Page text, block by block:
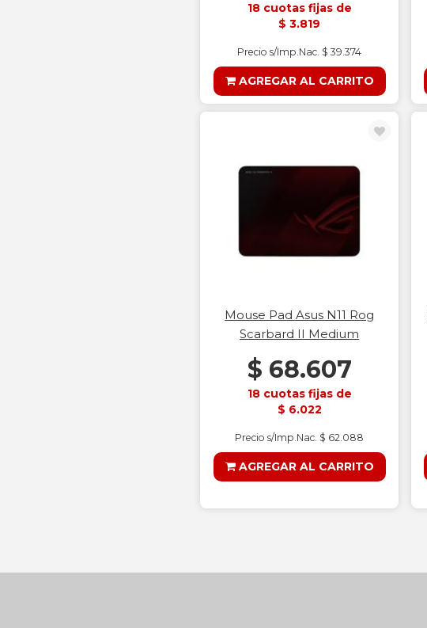
18 cuotas fijas de
$ 3.819
Precio s/Imp.Nac. $ 39.374
AGREGAR AL CARRITO
Mouse Pad Asus N11 Rog
Scarbard II Medium
$ 68.607
18 cuotas fijas de
$ 6.022
Precio s/Imp.Nac. $ 62.088
AGREGAR AL CARRITO